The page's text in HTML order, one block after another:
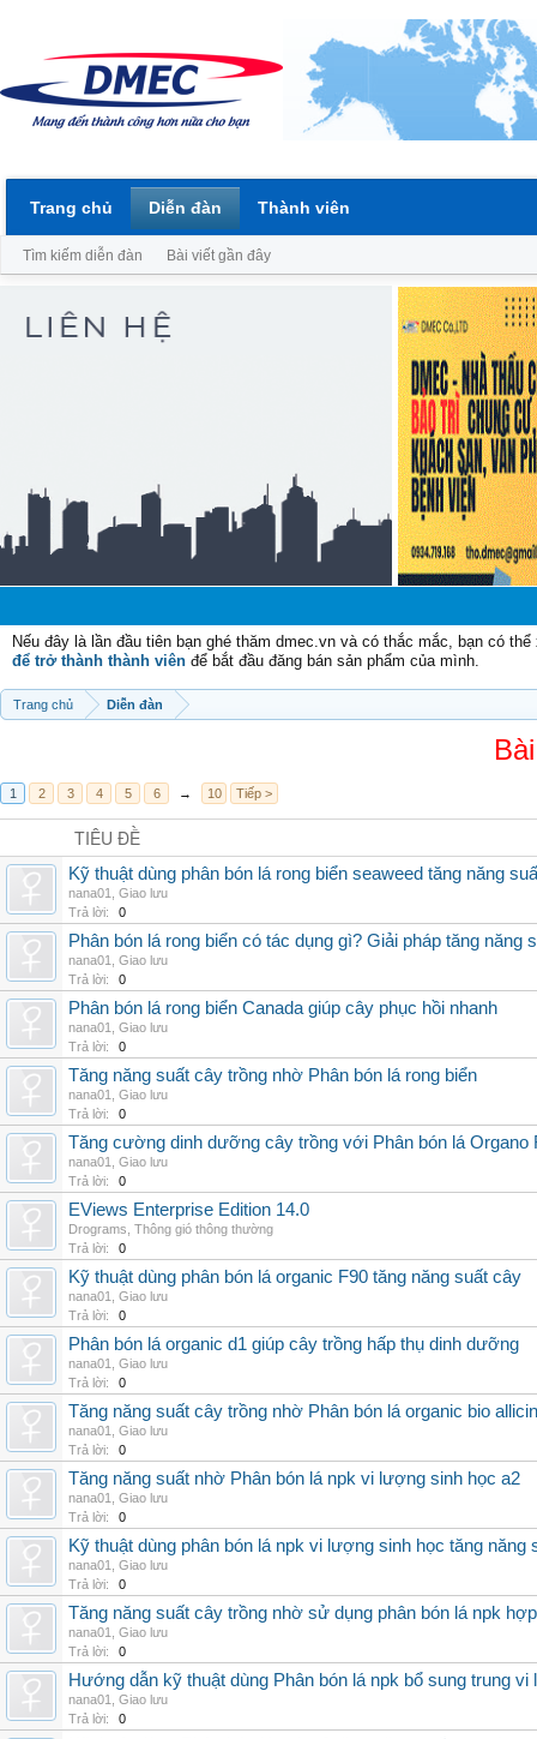
Nếu đây là lần đầu tiên bạn ghé thăm dmec.vn và có thắc mắc, bạn có
để trở thành thành viên để bắt đầu đăng bán sản phẩm của mình.
Trang chủ Diễn đàn
1 2 3 4 5 6 → 10 Tiếp >
TIÊU ĐỀ
Kỹ thuật dùng phân bón lá rong biển seaweed tăng năng
nana01
Giao lưu
Trả lời:
0
Phân bón lá rong biển có tác dụng gì? Giải pháp tăng năng
nana01
Giao lưu
Trả lời:
0
Phân bón lá rong biển Canada giúp cây phục hồi nhanh
nana01
Giao lưu
Trả lời:
0
Tăng năng suất cây trồng nhờ Phân bón lá rong biển
nana01
Giao lưu
Trả lời:
0
Tăng cường dinh dưỡng cây trồng với Phân bón lá Organo
nana01
Giao lưu
Trả lời:
0
EViews Enterprise Edition 14.0
Drograms Thông gió thông thường
Trả lời:
0
Kỹ thuật dùng phân bón lá organic F90 tăng năng suất cây
nana01
Giao lưu
Trả lời:
0
Phân bón lá organic d1 giúp cây trồng hấp thụ dinh dưỡng
nana01
Giao lưu
Trả lời:
0
Tăng năng suất cây trồng nhờ Phân bón lá organic bio allicin
nana01
Giao lưu
Trả lời:
0
Tăng năng suất nhờ Phân bón lá npk vi lượng sinh học a2
nana01
Giao lưu
Trả lời:
0
Kỹ thuật dùng phân bón lá npk vi lượng sinh học tăng năng
nana01
Giao lưu
Trả lời:
0
Tăng năng suất cây trồng nhờ sử dụng phân bón lá npk
nana01
Giao lưu
Trả lời:
0
Hướng dẫn kỹ thuật dùng Phân bón lá npk bổ sung trung vi
nana01
Giao lưu
Trả lời:
0
Trang chủ Diễn đàn
Tìm kiếm diễn đàn Bài viết gần đây
Thành viên